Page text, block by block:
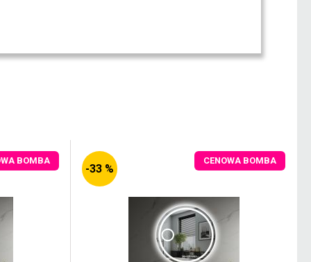
BOMBA
-33 %
CENOWA BOMBA